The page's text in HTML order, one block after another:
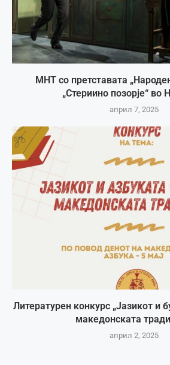
МНТ со претставата
„Стериино позорје“ во
април 7, 2025
Литературен конкурс „Јазикот и
македонската
април 2, 2025